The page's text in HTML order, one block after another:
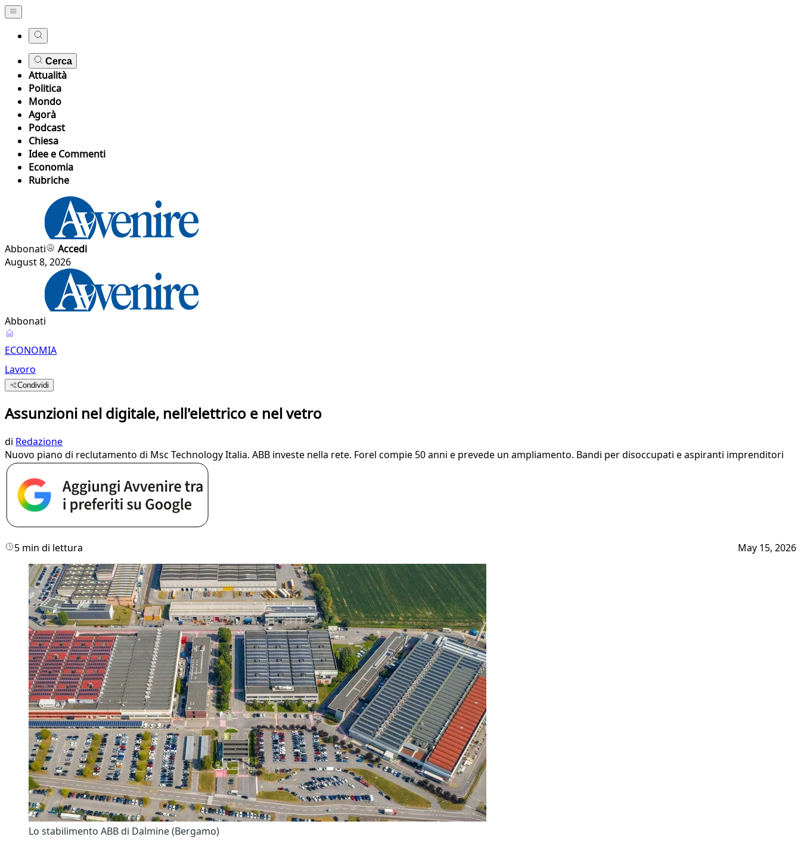
Cerca
Attualità
Politica
Mondo
Agorà
Podcast
Chiesa
Idee e Commenti
Economia
Rubriche
Abbonati
Accedi
August 8, 2026
Abbonati
ECONOMIA
Lavoro
Condividi
Assunzioni nel digitale, nell'elettrico e nel vetro
di Redazione
Nuovo piano di reclutamento di Msc Technology Italia. ABB investe nella rete. Forel compie 50 anni e prevede un ampliamento. Bandi per disoccupati e aspiranti imprenditori
5 min di lettura May 15, 2026
Lo stabilimento ABB di Dalmine (Bergamo)